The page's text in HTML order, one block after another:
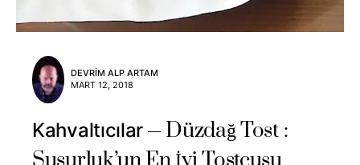
DEVRIM ALP ARTAM
MART 12, 2018
Kahvaltıcılar
Düzdağ Tost :